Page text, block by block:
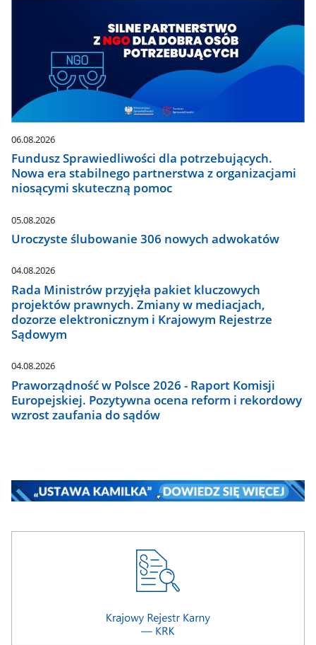
06.08.2026
Fundusz Sprawiedliwości dla potrzebujących.
Nowa era stabilnego partnerstwa z organizacjami
niosącymi skuteczną pomoc
05.08.2026
Uroczyste ślubowanie 306 nowych adwokatów
04.08.2026
Rada Ministrów przyjęła pakiet kluczowych
projektów prawnych. Zmiany w mediacjach,
dozorze elektronicznym i Krajowym Rejestrze
Sądowym
04.08.2026
Praworządność w Polsce 2026 - Raport Komisji
Europejskiej. Pozytywna ocena reform i rekordowy
wzrost zaufania do sądów